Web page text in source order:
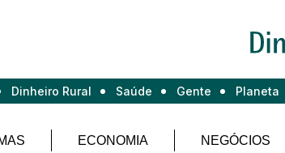
Dinheiro Rural Saúde Gente Planeta
ECONOMIA NEGÓCIOS